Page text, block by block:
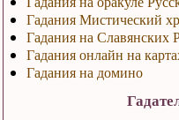
Гадания Мистический
Гадания на Славянских
Гадания онлайн на
Гадания на домино